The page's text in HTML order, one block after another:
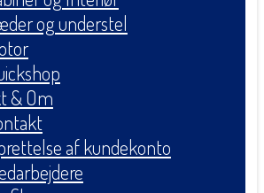
og understel
& Om
af kundekonto